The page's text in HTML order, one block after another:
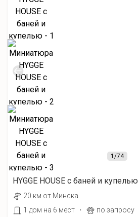
1/74
HYGGE HOUSE с баней и купелью
20 км от Минска
1 дом на 6 мест
· по запросу